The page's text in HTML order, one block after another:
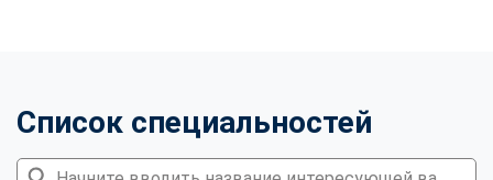
Список специальностей